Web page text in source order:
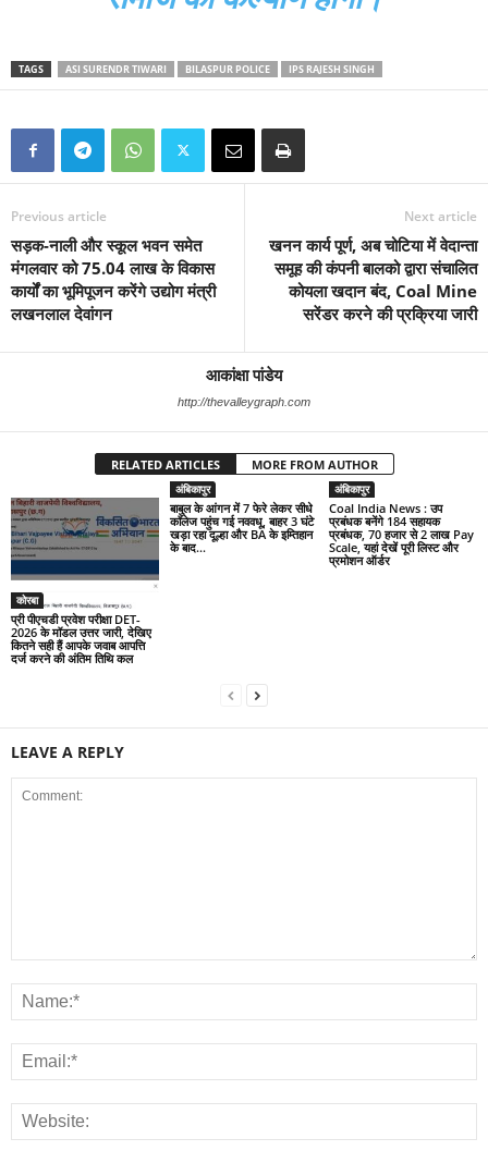
TAGS ASI SURENDR TIWARI BILASPUR POLICE IPS RAJESH SINGH
Previous article
सड़क-नाली और स्कूल भवन समेत
मंगलवार को 75.04 लाख के विकास
कार्यों का भूमिपूजन करेंगे उद्योग मंत्री
लखनलाल देवांगन
Next article
खनन कार्य पूर्ण, अब चोटिया में वेदान्ता
समूह की कंपनी बालको द्वारा संचालित
कोयला खदान बंद, Coal Mine
सरेंडर करने की प्रक्रिया जारी
आकांक्षा पांडेय
http://thevalleygraph.com
RELATED ARTICLES MORE FROM AUTHOR
कोरबा
प्री पीएचडी प्रवेश परीक्षा DET-
2026 के मॉडल उत्तर जारी, देखिए
कितने सही हैं आपके जवाब आपत्ति
दर्ज करने की अंतिम तिथि कल
अंबिकापुर
बाबुल के आंगन में 7 फेरे लेकर सीधे
कॉलेज पहुंच गई नववधू, बाहर 3 घंटे
खड़ा रहा दूल्हा और BA के इम्तिहान
के बाद...
अंबिकापुर
Coal India News : उप
प्रबंधक बनेंगे 184 सहायक
प्रबंधक, 70 हजार से 2 लाख Pay
Scale, यहां देखें पूरी लिस्ट और
प्रमोशन ऑर्डर
LEAVE A REPLY